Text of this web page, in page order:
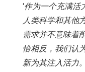
‘作为一个充满活
人类科学和其他
需求并不意味着
恰相反，我们认
新为其注入活力